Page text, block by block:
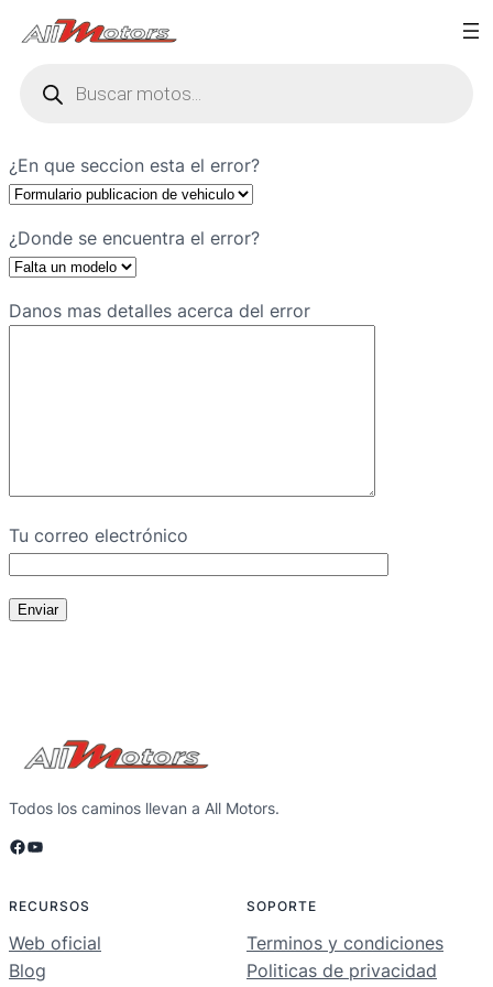
productos
¿En que seccion esta el error?
¿Donde se encuentra el error?
Danos mas detalles acerca del error
Tu correo electrónico
Todos los caminos llevan a All Motors.
Facebook YouTube
RECURSOS
Web oficial
Blog
SOPORTE
Terminos y condiciones
Politicas de privacidad